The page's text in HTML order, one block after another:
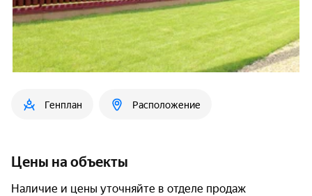
Генплан Расположение
Цены на объекты
Наличие и цены уточняйте в отделе продаж